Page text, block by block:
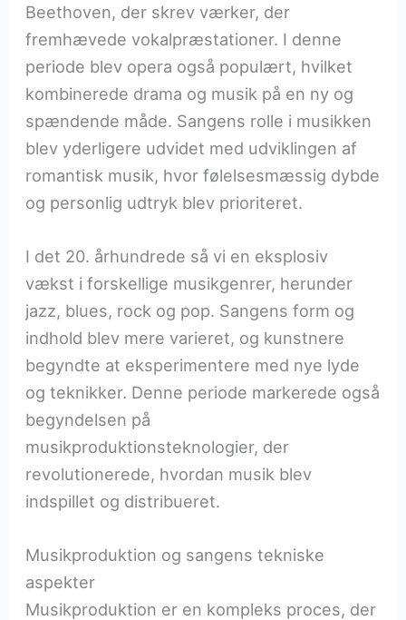
Beethoven, der skrev værker, der
fremhævede vokalpræstationer. I denne
periode blev opera også populært, hvilket
kombinerede drama og musik på en ny og
spændende måde. Sangens rolle i musikken
blev yderligere udvidet med udviklingen af
romantisk musik, hvor følelsesmæssig dybde
og personlig udtryk blev prioriteret.
I det 20. århundrede så vi en eksplosiv
vækst i forskellige musikgenrer, herunder
jazz, blues, rock og pop. Sangens form og
indhold blev mere varieret, og kunstnere
begyndte at eksperimentere med nye lyde
og teknikker. Denne periode markerede også
begyndelsen på
musikproduktionsteknologier, der
revolutionerede, hvordan musik blev
indspillet og distribueret.
Musikproduktion og sangens tekniske
aspekter
Musikproduktion er en kompleks proces, der